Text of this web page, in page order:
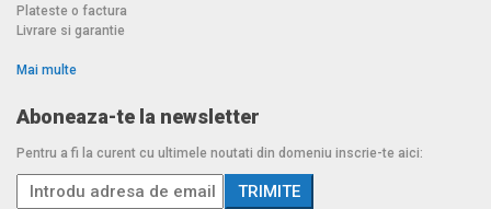
Plateste o factura
Livrare si garantie
Mai multe
Aboneaza-te la newsletter
Pentru a fi la curent cu ultimele noutati din domeniu inscrie-te aici: